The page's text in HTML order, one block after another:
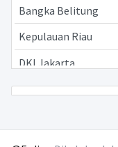
Bangka Belitung
Kepulauan Riau
DKI Jakarta
Jawa Barat